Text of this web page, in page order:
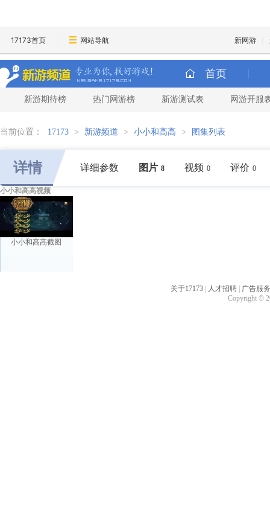
17173首页 网站导航 新网游
首页
新游期待榜 热门网游榜 新游测试表 网游开服
当前位置： 17173 > 新游频道 > 小小和高高 > 图集列表
详情 详细参数 图片 8 视频 0 评价 0
小小和高高视频
小小和高高截图
关于17173 人才招聘
广告服务
Copyright ©